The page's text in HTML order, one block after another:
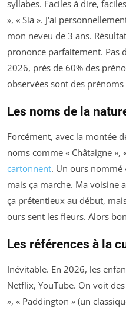
syllabes. Faciles à dire,
», « Sia ». J'ai
mon neveu de 3 ans.
prononce parfaitement. Pas
2026, près de 60% des
observées sont des
Les noms de la
Forcément, avec la montée
noms comme « Châtaigne »,
cartonnent. Un ours nommé
mais ça marche. Ma voisine
ça prétentieux au début,
ours sent les fleurs. Alors
Les références à la
Inévitable. En 2026, les
Netflix, YouTube. On voit
», « Paddington » (un